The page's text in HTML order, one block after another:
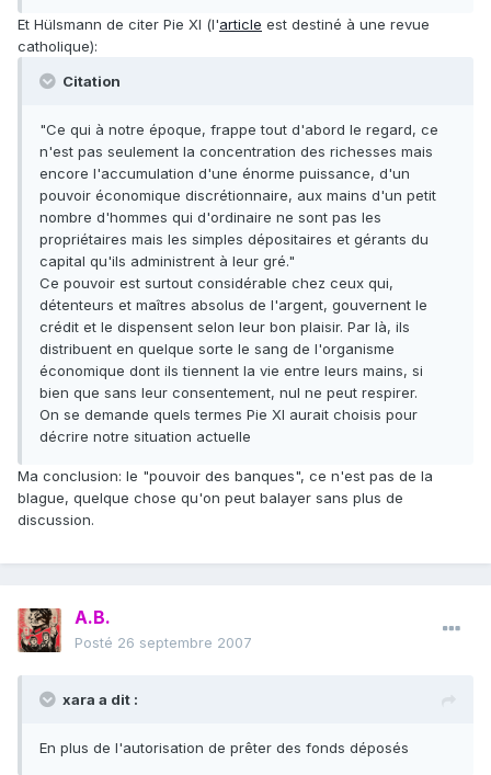
Et Hülsmann de citer Pie XI (l'article est destiné à une revue
catholique):
Citation
"Ce qui à notre époque, frappe tout d'abord le regard, ce
n'est pas seulement la concentration des richesses mais
encore l'accumulation d'une énorme puissance, d'un
pouvoir économique discrétionnaire, aux mains d'un petit
nombre d'hommes qui d'ordinaire ne sont pas les
propriétaires mais les simples dépositaires et gérants du
capital qu'ils administrent à leur gré."
Ce pouvoir est surtout considérable chez ceux qui,
détenteurs et maîtres absolus de l'argent, gouvernent le
crédit et le dispensent selon leur bon plaisir. Par là, ils
distribuent en quelque sorte le sang de l'organisme
économique dont ils tiennent la vie entre leurs mains, si
bien que sans leur consentement, nul ne peut respirer.
On se demande quels termes Pie XI aurait choisis pour
décrire notre situation actuelle
Ma conclusion: le "pouvoir des banques", ce n'est pas de la
blague, quelque chose qu'on peut balayer sans plus de
discussion.
A.B.
Posté 26 septembre 2007
xara a dit :
En plus de l'autorisation de prêter des fonds déposés